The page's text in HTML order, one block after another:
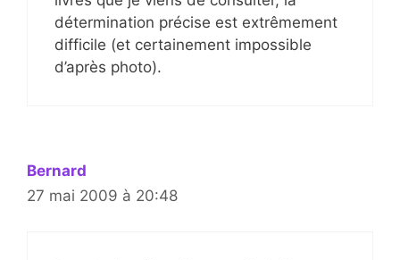
détermination précise est extrêmement
difficile (et certainement impossible
d’après photo).
Bernard
27 mai 2009 à 20:48